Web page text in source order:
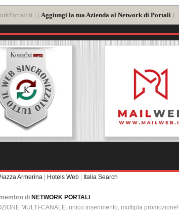
| [ Aggiungi la tua Azienda al Network di Portali ]
Armerina | Hotels Web | Italia Search
di NETWORK PORTALI
MULTI-CANALE: unico inserimento, multipla promozione!